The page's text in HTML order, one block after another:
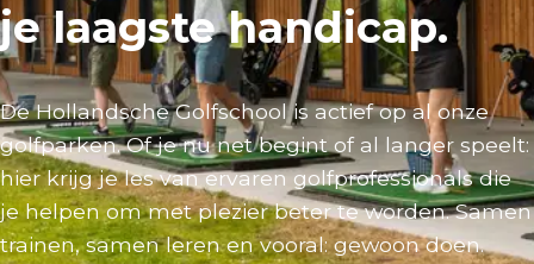
je laagste handicap.
De Hollandsche Golfschool is actief op al onze
golfparken. Of je nu net begint of al langer speelt:
hier krijg je les van ervaren golfprofessionals die
je helpen om met plezier beter te worden. Samen
trainen, samen leren en vooral: gewoon doen.